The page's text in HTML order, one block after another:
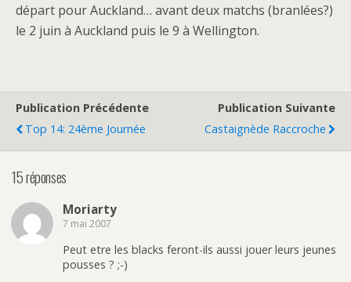
départ pour Auckland… avant deux matchs (branlées?)
le 2 juin à Auckland puis le 9 à Wellington.
Publication Précédente
Top 14: 24ème Journée
Publication Suivante
Castaignède Raccroche
15 réponses
Moriarty
7 mai 2007
Peut etre les blacks feront-ils aussi jouer leurs jeunes
pousses ? ;-)